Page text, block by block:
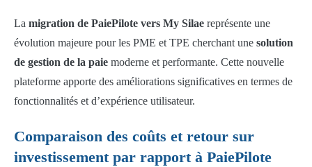
La migration de PaiePilote vers My Silae représente une
évolution majeure pour les PME et TPE cherchant une solution
de gestion de la paie moderne et performante. Cette nouvelle
plateforme apporte des améliorations significatives en termes de
fonctionnalités et d’expérience utilisateur.
Comparaison des coûts et retour sur
investissement par rapport à PaiePilote